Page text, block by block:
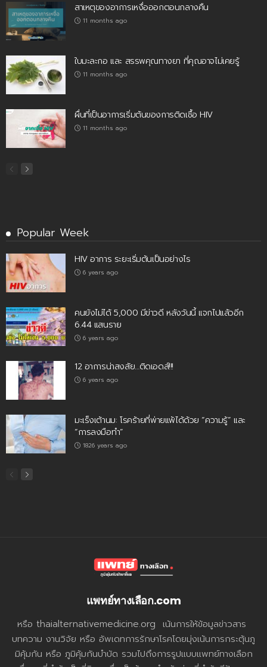
สาเหตุของอาการเหงื่อออกตอนกลางคืน
11 months ago
ใบมะละกอ และ สรรพคุณทางยา ที่คุณอาจไม่เคยรู้
11 months ago
ผื่นที่เป็นอาการเริ่มต้นของการติดเชื้อ HIV
11 months ago
Popular Week
HIV อาการ ระยะเริ่มต้นเป็นอย่างไร
6 years ago
คนยังไม่ได้ 5,000 มีข่าวดี หลังวันนี้ แจกไปแล้วอีก
6.44 แสนราย
6 years ago
12 อาการน่าสงสัย…ติดเอดส์!!!
6 years ago
มะเร็งเต้านม: โรคร้ายที่พ่ายแพ้ได้ด้วย “ความรู้” และ
“การลงมือทำ”
1826 years ago
แพทย์ทางเลือก.com
หรือ thaialternativemedicine.org เน้นการให้ข้อมูลข่าวสาร
บทความ งานวิจัย หรือ อัพเดทการรักษาโรคโดยมุ่งเน้นการกระตุ้นภู
มิคุ้มกัน หรือ ภูมิคุ้มกันบำบัด รวมไปถึงการรูปแบบแพทย์ทางเลือก